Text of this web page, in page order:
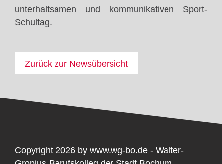
unterhaltsamen und kommunikativen Sport-
Schultag.
Zurück zur Newsübersicht
Copyright 2026 by www.wg-bo.de - Walter-